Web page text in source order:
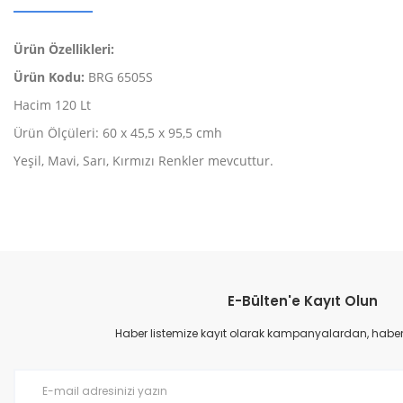
Ürün Özellikleri:
Ürün Kodu: BRG 6505S
Hacim 120 Lt
Ürün Ölçüleri: 60 x 45,5 x 95,5 cmh
Yeşil, Mavi, Sarı, Kırmızı Renkler mevcuttur.
Ürün resmi kalitesiz, bozuk veya görüntülenemiyor.
Ürün açıklamasında eksik bilgiler bulunuyor.
E-Bülten'e Kayıt Olun
Haber listemize kayıt olarak kampanyalardan,